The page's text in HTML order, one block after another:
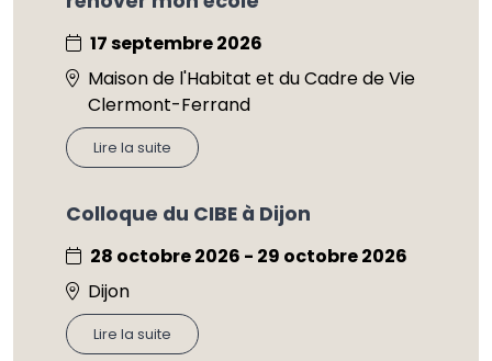
17 septembre 2026
Maison de l'Habitat et du Cadre de Vie
Clermont-Ferrand
Lire la suite
Colloque du CIBE à Dijon
28 octobre 2026 - 29 octobre 2026
Dijon
Lire la suite